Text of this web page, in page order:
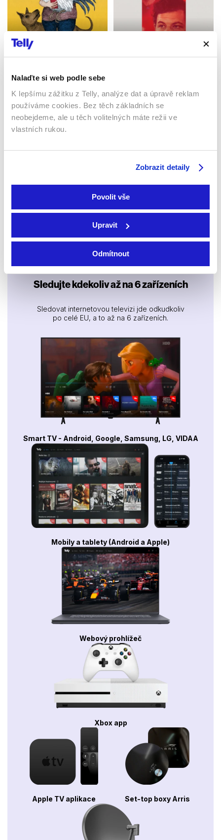
Nalaďte si web podle sebe
K lepšímu zážitku z Telly, analýze dat a úpravě reklam
používáme cookies. Bez těch základních se
neobejdeme, ale u těch volitelných máte režii ve
vlastních rukou.
Zobrazit detaily
Povolit vše
Upravit
Odmítnout
Salli
Filmy / Drama
Asfaltové město
2014 | USA, Bulharsko,
Insomnie
Filmy / Thrillery / Krimi /
Sledujte kdekoliv až na 6 zařízeních
Sledovat internetovou televizi jde odkudkoliv
po celé EU, a to až na 6 zařízeních.
Smart TV - Android, Google, Samsung, LG, VIDAA
Mobily a tablety (Android a Apple)
Webový prohlížeč
Xbox app
Apple TV aplikace Set-top boxy Arris